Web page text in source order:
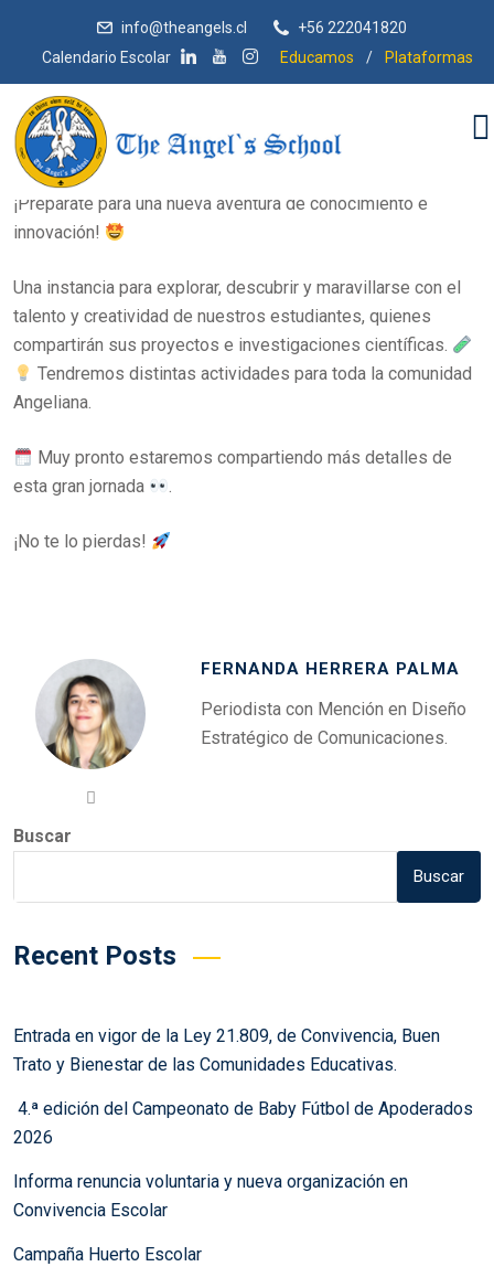
info@theangels.cl
+56 222041820
Calendario Escolar
Educamos / Plataformas
Fernanda Herrera Palma
¡Expo Ciencias 2025!
¡Prepárate para una nueva aventura de conocimiento e
innovación!
Una instancia para explorar, descubrir y maravillarse con el
talento y creatividad de nuestros estudiantes, quienes
compartirán sus proyectos e investigaciones científicas.
Tendremos distintas actividades para toda la comunidad
Angeliana.
Muy pronto estaremos compartiendo más detalles de
esta gran jornada
.
¡No te lo pierdas!
FERNANDA HERRERA PALMA
Periodista con Mención en Diseño
Estratégico de Comunicaciones.
Buscar
Buscar
Recent Posts
Entrada en vigor de la Ley 21.809, de Convivencia, Buen
Trato y Bienestar de las Comunidades Educativas.
4.ª edición del Campeonato de Baby Fútbol de Apoderados
2026
Informa renuncia voluntaria y nueva organización en
Convivencia Escolar
Campaña Huerto Escolar